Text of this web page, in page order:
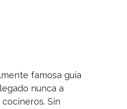
famosa guía
nunca a
Sin